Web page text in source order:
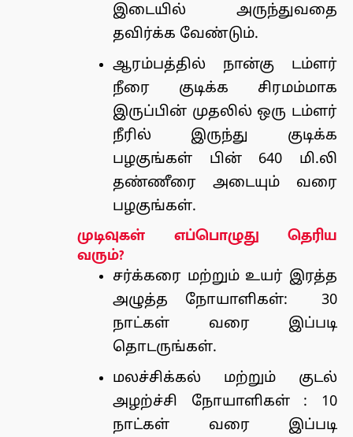
இடையில் அருந்துவதை
தவிர்க்க வேண்டும்.
ஆரம்பத்தில் நான்கு டம்ளர்
நீரை குடிக்க சிரமம்மாக
இருப்பின் முதலில் ஒரு டம்ளர்
நீரில் இருந்து குடிக்க
பழகுங்கள் பின் 640 மி.லி
தண்ணீரை அடையும் வரை
பழகுங்கள்.
முடிவுகள் எப்பொழுது தெரிய
வரும்?
சர்க்கரை மற்றும் உயர் இரத்த
அழுத்த நோயாளிகள்: 30
நாட்கள் வரை இப்படி
தொடருங்கள்.
மலச்சிக்கல் மற்றும் குடல்
அழற்ச்சி நோயாளிகள் : 10
நாட்கள் வரை இப்படி